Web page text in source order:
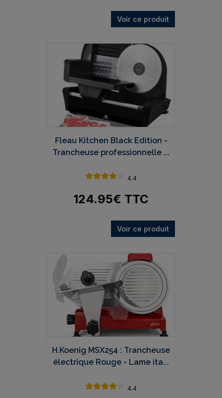
Voir ce produit
Fleau Kitchen Black Edition -
Trancheuse professionnelle ...
4.4
124.95€ TTC
Voir ce produit
H.Koenig MSX254 : Trancheuse
électrique Rouge - Lame ita...
4.4